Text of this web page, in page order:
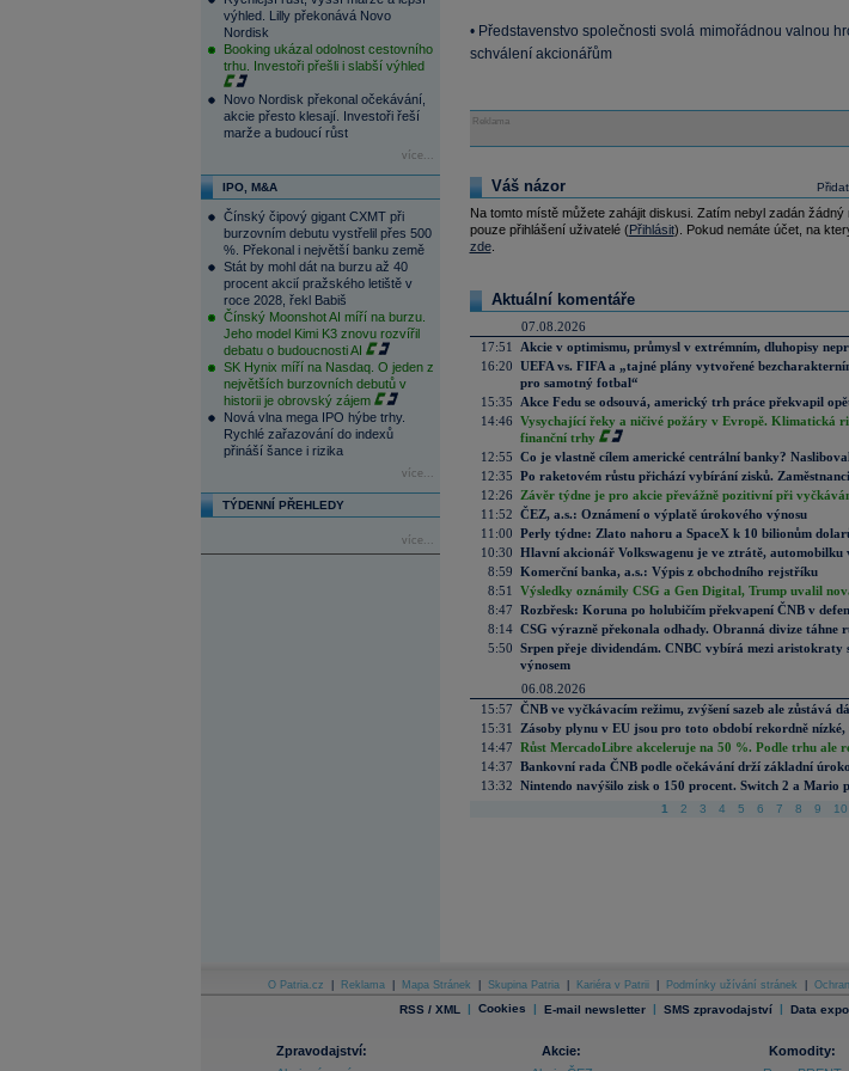
výhled. Lilly překonává Novo
Nordisk
Booking ukázal odolnost cestovního
trhu. Investoři přešli i slabší výhled
Novo Nordisk překonal očekávání,
akcie přesto klesají. Investoři řeší
marže a budoucí růst
více...
IPO, M&A
Čínský čipový gigant CXMT při
burzovním debutu vystřelil přes 500
%. Překonal i největší banku země
Stát by mohl dát na burzu až 40
procent akcií pražského letiště v
roce 2028, řekl Babiš
Čínský Moonshot AI míří na burzu.
Jeho model Kimi K3 znovu rozvířil
debatu o budoucnosti AI
SK Hynix míří na Nasdaq. O jeden z
největších burzovních debutů v
historii je obrovský zájem
Nová vlna mega IPO hýbe trhy.
Rychlé zařazování do indexů
přináší šance i rizika
více...
TÝDENNÍ PŘEHLEDY
více...
• Představenstvo společnosti svolá mimořádnou valnou
schválení akcionářům
Reklama
Váš názor
Na tomto místě můžete zahájit diskusi. Zatím nebyl zadán
pouze přihlášení uživatelé (Přihlásit). Pokud nemáte účet, na
zde.
Aktuální komentáře
07.08.2026
17:51
Akcie v optimismu, průmysl v extrémním, dluhopisy
16:20 UEFA vs. FIFA a „tajné plány vytvořené
pro samotný fotbal“
15:35
Akce Fedu se odsouvá, americký trh práce překvapil
14:46 Vysychající řeky a ničivé požáry v Evropě. Klimatická
finanční trhy
12:55 Co je vlastně cílem americké centrální banky?
12:35 Po raketovém růstu přichází vybírání zisků.
12:26
Závěr týdne je pro akcie převážně pozitivní při
11:52 ČEZ, a.s.: Oznámení o výplatě úrokového výnosu
11:00 Perly týdne: Zlato nahoru a SpaceX k 10 bilionům
10:30 Hlavní akcionář Volkswagenu je ve ztrátě,
8:59 Komerční banka, a.s.: Výpis z obchodního rejstříku
8:51
Výsledky oznámily CSG a Gen Digital, Trump uvalil
8:47 Rozbřesk: Koruna po holubičím překvapení ČNB v
8:14 CSG výrazně překonala odhady. Obranná divize táhne
5:50 Srpen přeje dividendám. CNBC vybírá mezi aristokraty
výnosem
06.08.2026
15:57 ČNB ve vyčkávacím režimu, zvýšení sazeb ale zůstává
15:31
Zásoby plynu v EU jsou pro toto období rekordně
14:47 Růst MercadoLibre akceleruje na 50 %. Podle trhu ale
14:37 Bankovní rada ČNB podle očekávání drží základní
13:32 Nintendo navýšilo zisk o 150 procent. Switch 2 a Mario
1 2 3 4 5 6 7 8 9 10
O Patria.cz Reklama Mapa Stránek Skupina Patria Kariéra v Patrii Podmínky užívání stránek
RSS / XML | Cookies | E-mail newsletter | SMS zpravodajství | Data
Zpravodajství:
Akcie:
Komodity: